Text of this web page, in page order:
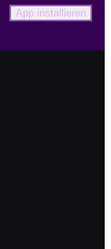
App installieren